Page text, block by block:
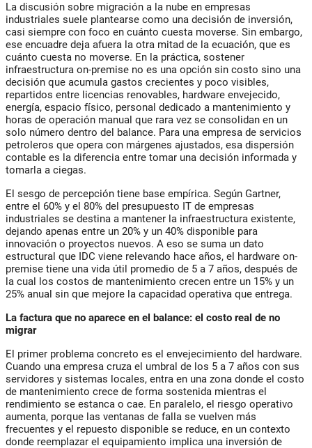
La discusión sobre migración a la nube en empresas
industriales suele plantearse como una decisión de inversión,
casi siempre con foco en cuánto cuesta moverse. Sin embargo,
ese encuadre deja afuera la otra mitad de la ecuación, que es
cuánto cuesta no moverse. En la práctica, sostener
infraestructura on-premise no es una opción sin costo sino una
decisión que acumula gastos crecientes y poco visibles,
repartidos entre licencias renovables, hardware envejecido,
energía, espacio físico, personal dedicado a mantenimiento y
horas de operación manual que rara vez se consolidan en un
solo número dentro del balance. Para una empresa de servicios
petroleros que opera con márgenes ajustados, esa dispersión
contable es la diferencia entre tomar una decisión informada y
tomarla a ciegas.
El sesgo de percepción tiene base empírica. Según Gartner,
entre el 60% y el 80% del presupuesto IT de empresas
industriales se destina a mantener la infraestructura existente,
dejando apenas entre un 20% y un 40% disponible para
innovación o proyectos nuevos. A eso se suma un dato
estructural que IDC viene relevando hace años, el hardware on-
premise tiene una vida útil promedio de 5 a 7 años, después de
la cual los costos de mantenimiento crecen entre un 15% y un
25% anual sin que mejore la capacidad operativa que entrega.
La factura que no aparece en el balance: el costo real de no
migrar
El primer problema concreto es el envejecimiento del hardware.
Cuando una empresa cruza el umbral de los 5 a 7 años con sus
servidores y sistemas locales, entra en una zona donde el costo
de mantenimiento crece de forma sostenida mientras el
rendimiento se estanca o cae. En paralelo, el riesgo operativo
aumenta, porque las ventanas de falla se vuelven más
frecuentes y el repuesto disponible se reduce, en un contexto
donde reemplazar el equipamiento implica una inversión de